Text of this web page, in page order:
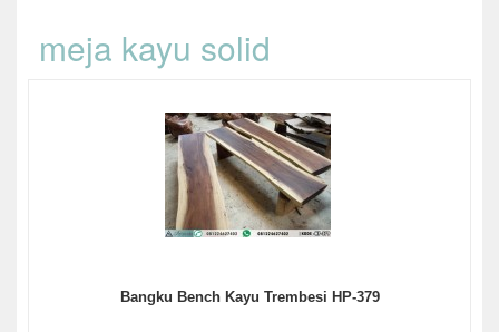
meja kayu solid
Bangku Bench Kayu Trembesi HP-379